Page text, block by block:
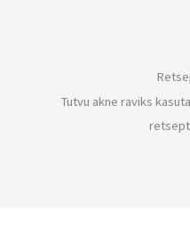
Tutvu akne raviks